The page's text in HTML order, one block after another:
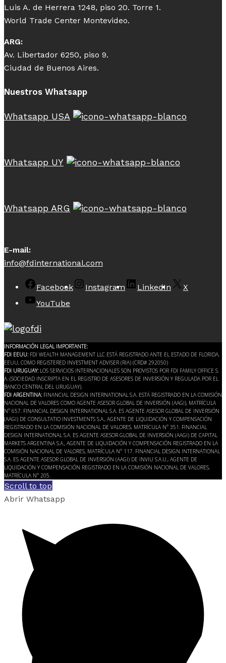
Luis A. de Herrera 1248, piso 20. Torre 1.
World Trade Center Montevideo.
ARG:
Av. Libertador 6250, piso 9.
Ciudad de Buenos Aires.
Nuestros Whatsapp
Whatsapp USA
Whatsapp UY
Whatsapp ARG
E-mail:
info@fdinternational.com
Facebook Instagram LinkedIn
X
YouTube
INFORMACIÓN LEGAL IMPORTANTE:
FDI EEUU: FDI WEALTH MANAGEMENT LLC ESTÁ REGISTRADO ANTE EL ESTADO DE FLORIDA,
EEUU, COMO REGISTERED INVESTMENT ADVISER (RIA) (CRD# 292050)
FDI URUGUAY: LOS SERVICIOS INTERNACIONALES SON PROVISTOS POR FDI FAMILY OFFICE S.
A. (SOCIEDAD INSCRIPTA EN EL REGISTRO DE ASESORES DE INVERSIÓN Y REGULADA POR EL
BANCO CENTRAL DEL URUGUAY).
FDI ARGENTINA: FINANCIAL DESIGN INTERNATIONAL S.A. ESTÁ REGISTRADO EN LA COMISIÓN
NACIONAL DE VALORES COMO AGENTE ASESOR GLOBAL DE INVERSIÓN (AAGI), MATRÍCULA
N° 657. FINANCIAL DESIGN INTERNATIONAL S.A. ES AGENTE ASESOR GLOBAL DE INVERSIÓN
(AAGI) DE CONSULTATIO INVESTMENTS S.A., AGENTE DE LIQUIDACIÓN Y COMPENSACIÓN
REGISTRADO EN LA COMISIÓN NACIONAL DE VALORES, MATRÍCULA N° 351. FINANCIAL
DESIGN INTERNATIONAL S.A. ES AGENTE ASESOR GLOBAL DE INVERSIÓN (AAGI) DE CAPITAL
MARKETS ARGENTINA S.A., AGENTE DE LIQUIDACIÓN Y COMPENSACIÓN REGISTRADO EN LA
COMISIÓN NACIONAL DE VALORES, MATRÍCULA N° 117. FINANCIAL DESIGN INTERNATIONAL
S.A. ES AGENTE ASESOR GLOBAL DE INVERSIÓN (AAGI) DE INVIU S.A.U., AGENTE DE
LIQUIDACIÓN Y COMPENSACIÓN REGISTRADO EN LA COMISIÓN NACIONAL DE VALORES,
MATRÍCULA N° 205.
Scroll to top
Abrir Whatsapp